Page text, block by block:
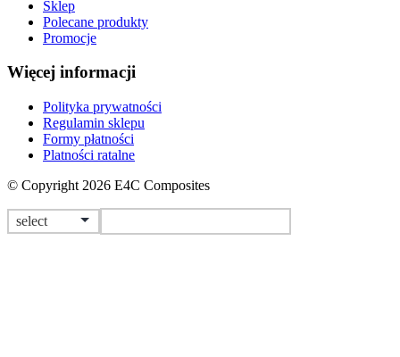
Sklep
Polecane produkty
Promocje
Więcej informacji
Polityka prywatności
Regulamin sklepu
Formy płatności
Platności ratalne
© Copyright 2026 E4C Composites